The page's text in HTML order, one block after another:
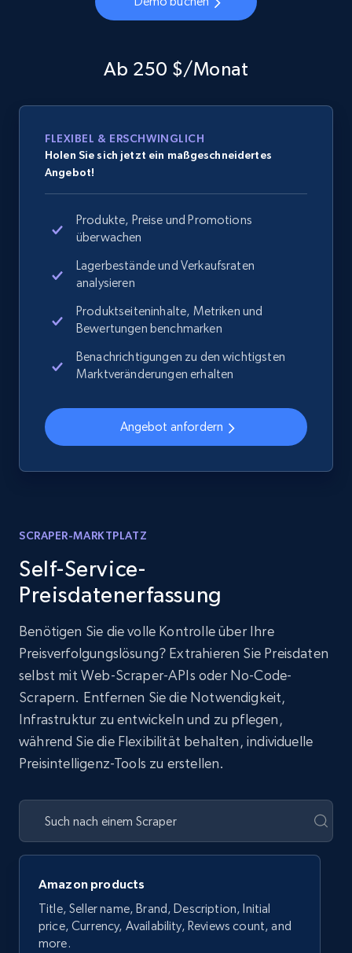
Ab 250 $/Monat
FLEXIBEL & ERSCHWINGLICH
Holen Sie sich jetzt ein maßgeschneidertes
Angebot!
Produkte, Preise und Promotions
überwachen
Lagerbestände und Verkaufsraten
analysieren
Produktseiteninhalte, Metriken und
Bewertungen benchmarken
Benachrichtigungen zu den wichtigsten
Marktveränderungen erhalten
Angebot anfordern
SCRAPER-MARKTPLATZ
Self-Service-
Preisdatenerfassung
Benötigen Sie die volle Kontrolle über Ihre
Preisverfolgungslösung? Extrahieren Sie Preisdaten
selbst mit Web-Scraper-APIs oder No-Code-
Scrapern. Entfernen Sie die Notwendigkeit,
Infrastruktur zu entwickeln und zu pflegen,
während Sie die Flexibilität behalten, individuelle
Preisintelligenz-Tools zu erstellen.
Amazon products
Title, Seller name, Brand, Description, Initial
price, Currency, Availability, Reviews count, and
more.